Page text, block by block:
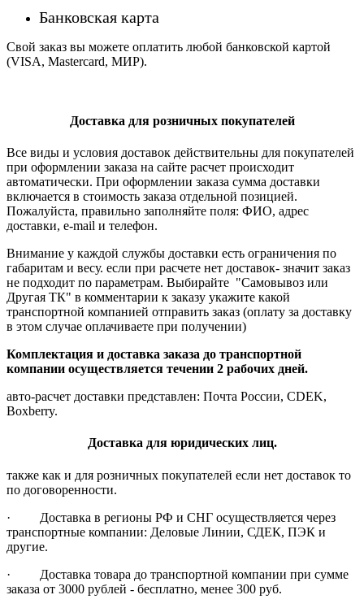
Банковская карта
Свой заказ вы можете оплатить любой банковской картой
(VISA, Mastercard, МИР).
Доставка для розничных покупателей
Все виды и условия доставок действительны для покупателей
при оформлении заказа на сайте расчет происходит
автоматически. При оформлении заказа сумма доставки
включается в стоимость заказа отдельной позицией.
Пожалуйста, правильно заполняйте поля: ФИО, адрес
доставки, e-mail и телефон.
Внимание у каждой службы доставки есть ограничения по
габаритам и весу. если при расчете нет доставок- значит заказ
не подходит по параметрам. Выбирайте "Самовывоз или
Другая ТК" в комментарии к заказу укажите какой
транспортной компанией отправить заказ (оплату за доставку
в этом случае оплачиваете при получении)
Комплектация и доставка заказа до транспортной
компании осуществляется течении 2 рабочих дней.
авто-расчет доставки представлен: Почта России, CDEK,
Boxberry.
Доставка для юридических лиц.
также как и для розничных покупателей если нет доставок то
по договоренности.
· Доставка в регионы РФ и СНГ осуществляется через
транспортные компании: Деловые Линии, СДЕК, ПЭК и
другие.
· Доставка товара до транспортной компании при сумме
заказа от 3000 рублей - бесплатно, менее 300 руб.